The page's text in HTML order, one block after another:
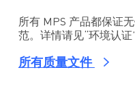
所有 MPS 产品都保证
范。详情请见“环境认证”
所有质量文件